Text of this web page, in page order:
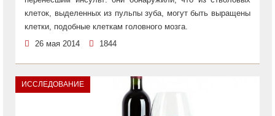
клеток, выделенных из пульпы зуба, могут быть выращены
клетки, подобные клеткам головного мозга.
26 мая 2014
1844
ИССЛЕДОВАНИЕ